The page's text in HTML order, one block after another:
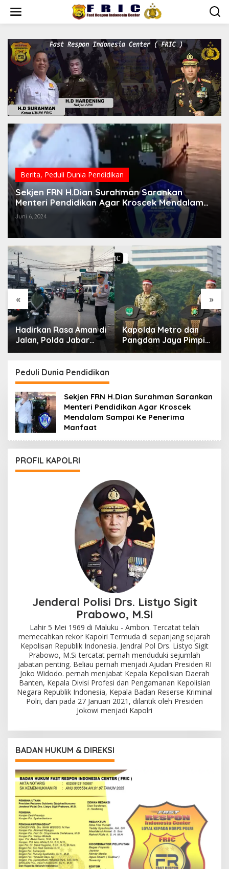
konten
Berita, Peduli Dunia Pendidikan
Sekjen FRN H.Dian Surahman Sarankan
Menteri Pendidikan Agar Kroscek Mendalam
Sampai Ke Penerima Manfaat
Juni 6, 2024
« »
Hadirkan Rasa Aman di
Jalan, Polda Jabar
Rawan
Kapolda Metro dan
Pangdam Jaya Pimpin
Peduli Dunia Pendidikan
Sekjen FRN H.Dian Surahman Sarankan
Menteri Pendidikan Agar Kroscek
Mendalam Sampai Ke Penerima
Manfaat
PROFIL KAPOLRI
Jenderal Polisi Drs. Listyo Sigit
Prabowo, M.Si
Lahir 5 Mei 1969 di Maluku - Ambon. Tercatat telah
memecahkan rekor Kapolri Termuda di sepanjang sejarah
Kepolisan Republik Indonesia. Jendral Pol Drs. Listyo Sigit
Prabowo, M.Si tercatat pernah menduduki sejumlah
jabatan penting. Beliau pernah menjadi Ajudan Presiden RI
Joko Widodo. pernah menjabat Kepala Kepolisian Daerah
Banten, Kepala Divisi Profesi dan Pengamanan Kepolisian
Negara Republik Indonesia, Kepala Badan Reserse Kriminal
Polri, dan pada 27 Januari 2021, dilantik oleh Presiden
Jokowi menjadi Kapolri
BADAN HUKUM & DIREKSI